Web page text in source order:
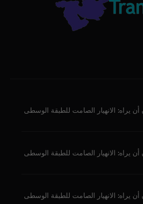
أن يراه: الانهيار الصامت للطبقة الوسطى
أن يراه: الانهيار الصامت للطبقة الوسطى
أن يراه: الانهيار الصامت للطبقة الوسطى